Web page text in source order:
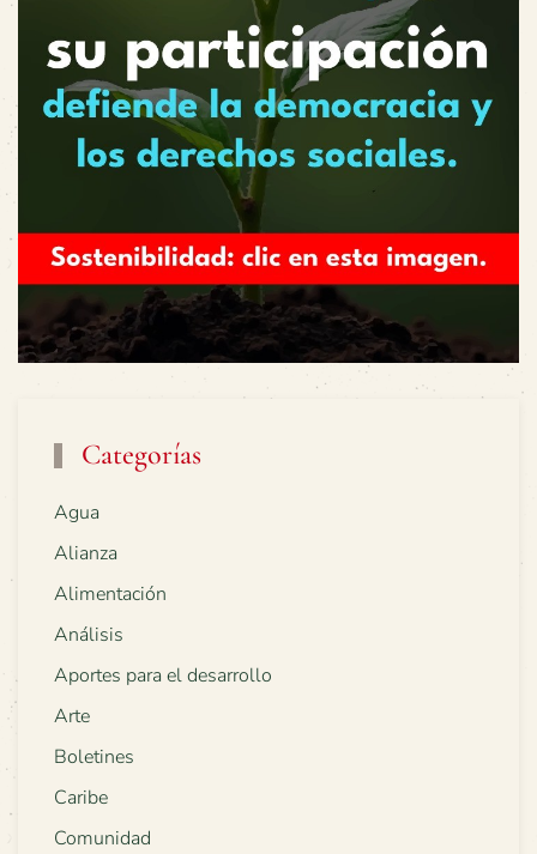
Categorías
Agua
Alianza
Alimentación
Análisis
Aportes para el desarrollo
Arte
Boletines
Caribe
Comunidad